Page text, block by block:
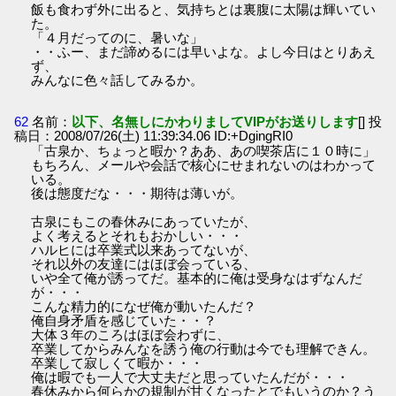
飯も食わず外に出ると、気持ちとは裏腹に太陽は輝いてい
た。
「４月だってのに、暑いな」
・・ふー、まだ諦めるには早いよな。よし今日はとりあえ
ず、
みんなに色々話してみるか。
62 名前： 以下、名無しにかわりましてVIPがお送りします[] 投
稿日：2008/07/26(土) 11:39:34.06 ID:+DgingRI0
「古泉か、ちょっと暇か？ああ、あの喫茶店に１０時に」
もちろん、メールや会話で核心にせまれないのはわかって
いる。
後は態度だな・・・期待は薄いが。
古泉にもこの春休みにあっていたが、
よく考えるとそれもおかしい・・・
ハルヒには卒業式以来あってないが、
それ以外の友達にはほぼ会っている、
いや全て俺が誘ってだ。基本的に俺は受身なはずなんだ
が・・・
こんな精力的になぜ俺が動いたんだ？
俺自身矛盾を感じていた・・？
大体３年のころはほぼ会わずに、
卒業してからみんなを誘う俺の行動は今でも理解できん。
卒業して寂しくて暇か・・・
俺は暇でも一人で大丈夫だと思っていたんだが・・・
春休みから何らかの規制が甘くなったとでもいうのか？う